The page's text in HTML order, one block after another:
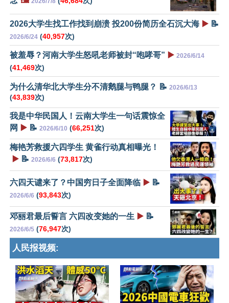
2026大学生找工作找到崩溃 投200份简历全石沉大海 ▶️ 📝
2026/6/24 (40,957次)
被羞辱？河南大学生怒吼老师被封“咆哮哥” ▶️ 2026/6/14
(41,469次)
为什么清华北大学生分不清鹅腿与鸭腿？ 📝 2026/6/13
(43,839次)
我是中华民国人！云南大学生一句话震惊全
网
▶️ 📝 2026/6/10 (66,251次)
梅艳芳救援六四学生 黄雀行动真相曝光！
▶️ 📝 2026/6/6 (73,817次)
六四天谴来了？中国穷日子全面降临 ▶️ 📝
2026/6/6 (93,843次)
邓丽君最后誓言 六四改变她的一生 ▶️ 📝
2026/6/5 (76,947次)
人民报视频: